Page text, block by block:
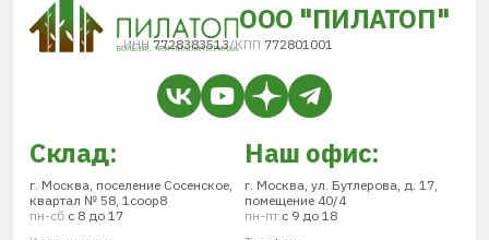
ООО "ПИЛАТОП"
ИНН 7728383513/КПП 772801001
Склад:
г. Москва, поселение Сосенское,
квартал № 58, 1соор8
пн-сб с 8 до 17
Наш офис:
г. Москва, ул. Бутлерова, д. 17,
помещение 40/4
пн-пт с 9 до 18